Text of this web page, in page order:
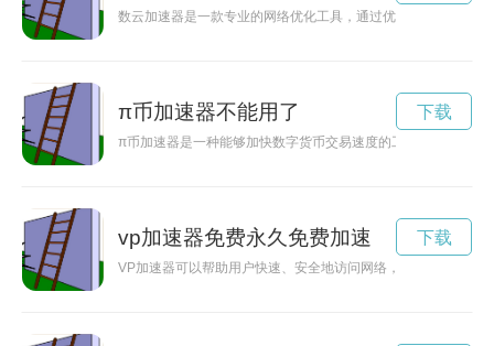
数云加速器是一款专业的网络优化工具，通过优化网络连接，
π币加速器不能用了
π币加速器是一种能够加快数字货币交易速度的工具，通过优
下载
vp加速器免费永久免费加速
VP加速器可以帮助用户快速、安全地访问网络，现在还可以免
下载